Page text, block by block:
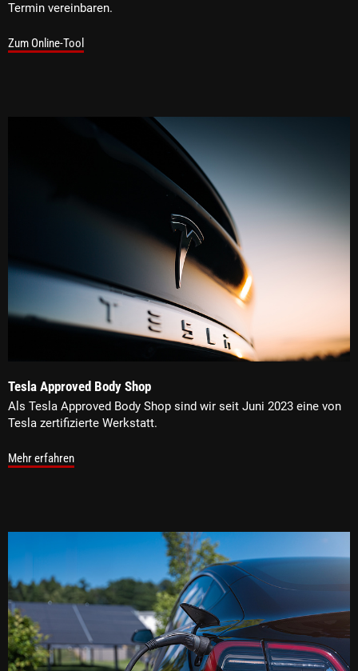
Termin vereinbaren.
Zum Online-Tool
Tesla Approved Body Shop
Als Tesla Approved Body Shop sind wir seit Juni 2023 eine von
Tesla zertifizierte Werkstatt.
Mehr erfahren